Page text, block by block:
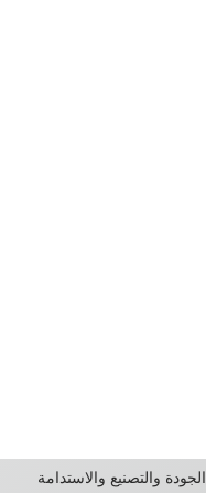
الجودة والتصنيع والاستدامة